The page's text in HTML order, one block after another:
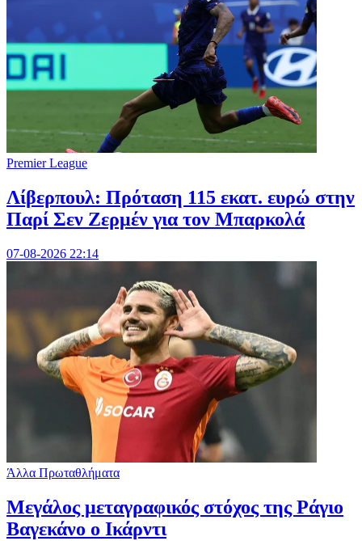
Premier League
Λίβερπουλ: Πρόταση 115 εκατ. ευρώ στην
Παρί Σεν Ζερμέν για τον Μπαρκολά
07-08-2026 22:14
Άλλα Πρωταθλήματα
Μεγάλος μεταγραφικός στόχος της Ράγιο
Βαγεκάνο ο Ικάρντι